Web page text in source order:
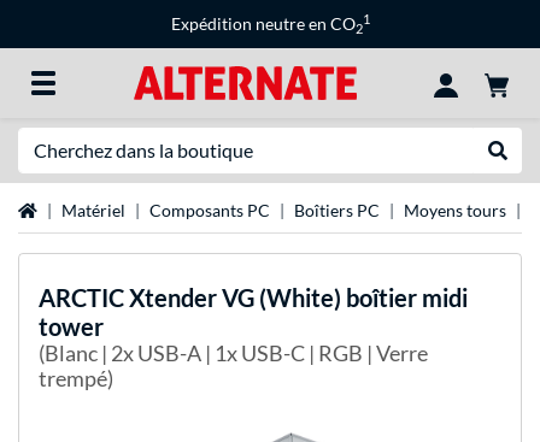
Expédition neutre en CO2
1
Page d'accueil
Matériel Composants PC Boîtiers PC Moyens tours
ARCTICXtender VG (White) boîtier midi
tower
(Blanc | 2x USB-A | 1x USB-C | RGB | Verre
trempé)